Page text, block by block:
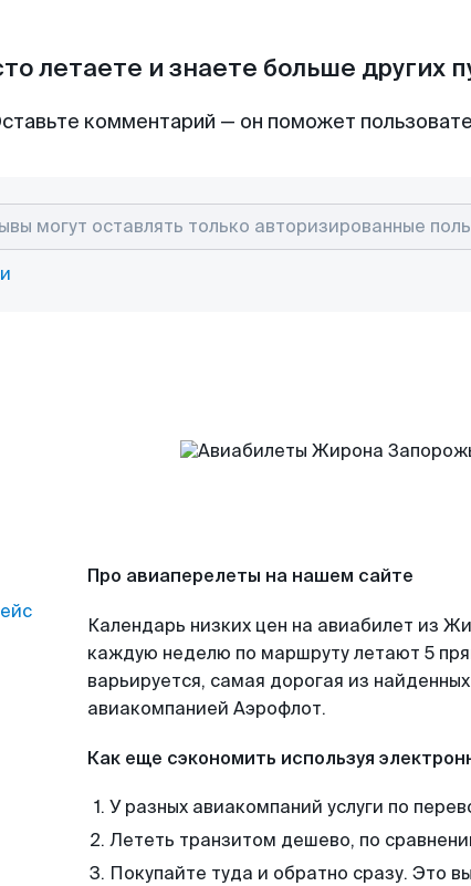
летаете и знаете больше других
комментарий — он поможет
Про авиаперелеты на нашем сайте
Календарь низких цен на авиабилет из
каждую неделю по маршруту летают 5
варьируется, самая дорогая из
авиакомпанией Аэрофлот.
Как еще сэкономить используя
У разных авиакомпаний услуги по
Лететь транзитом дешево, по
Покупайте туда и обратно сразу. Это